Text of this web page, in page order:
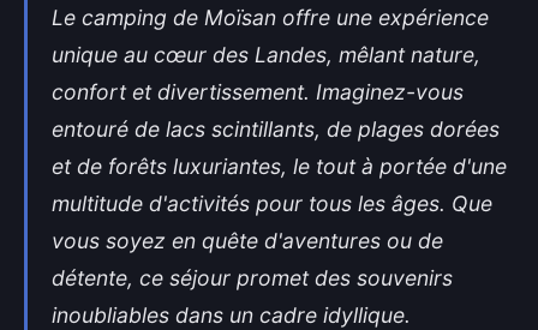
Découvrez le camping de
moïsan: un séjour inoubliable
dans les landes
• 3 mars 2025 • 7 min de lecture
Le camping de Moïsan offre une expérience
unique au cœur des Landes, mêlant nature,
confort et divertissement. Imaginez-vous
entouré de lacs scintillants, de plages dorées
et de forêts luxuriantes, le tout à portée d'une
multitude d'activités pour tous les âges. Que
vous soyez en quête d'aventures ou de
détente, ce séjour promet des souvenirs
inoubliables dans un cadre idyllique.